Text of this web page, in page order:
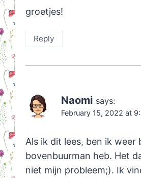
groetjes!
Reply
Naomi says:
February 15, 2022 at
Als ik dit lees, ben ik weer
bovenbuurman heb. Het
niet mijn probleem;). Ik